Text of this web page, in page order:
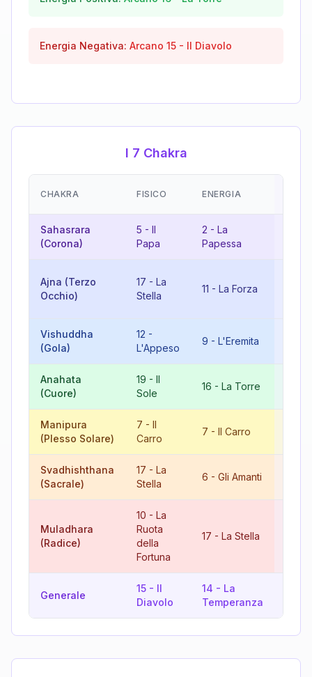
Energia Negativa: Arcano 15 - Il Diavolo
I 7 Chakra
CHAKRA FISICO ENERGIA
Sahasrara
(Corona)
5 - Il
Papa
2 - La
Papessa
Ajna (Terzo
Occhio)
17 - La
Stella
11 - La Forza
Vishuddha
(Gola)
12 -
L'Appeso
9 - L'Eremita
Anahata
(Cuore)
19 - Il
Sole
16 - La Torre
Manipura
(Plesso Solare)
7 - Il
Carro
7 - Il Carro
Svadhishthana
(Sacrale)
17 - La
Stella
6 - Gli Amanti
Muladhara
(Radice)
10 - La
Ruota
della
Fortuna
17 - La Stella
Generale
15 - Il
Diavolo
14 - La
Temperanza